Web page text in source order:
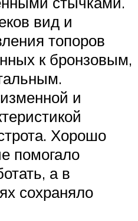
вид и
топоров
к бронзовым,
и
Хорошо
помогало
а в
сохраняло